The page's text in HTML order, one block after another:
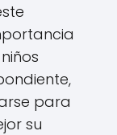
para
su